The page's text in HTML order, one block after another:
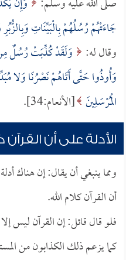
جَاءَتْهُمْ رُسُلُهُمْ بِالْبَيِّنَاتِ وَبِالزُّبُرِ
وقال له:
وَلَقَدْ كُذِّبَتْ رُسُلٌ
وَأُوذُوا حَتَّى أَتَاهُمْ نَصْرُنَا وَلا
الْمُرْسَلِينَ [الأنعام:34].
الأدلة على أن القرآن
ومما ينبغي أن يقال: إن هناك
أن القرآن كلام الله.
فلو قال قائل: إن القرآن ليس
كما يزعم ذلك الكذابون من